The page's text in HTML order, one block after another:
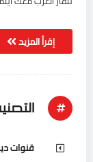
إقرأ المزيد
قنوات